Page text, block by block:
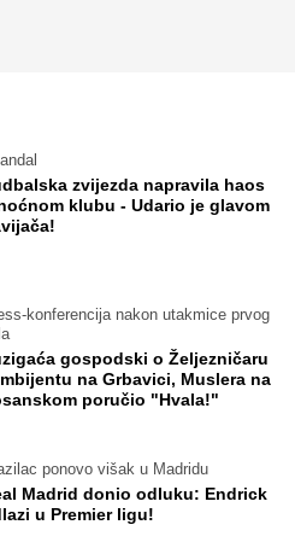
zvijezda napravila haos
klubu - Udario je glavom
konferencija nakon utakmice prvog
gospodski o Željezničaru
na Grbavici, Muslera na
poručio "Hvala!"
ponovo višak u Madridu
Madrid donio odluku: Endrick
u Premier ligu!